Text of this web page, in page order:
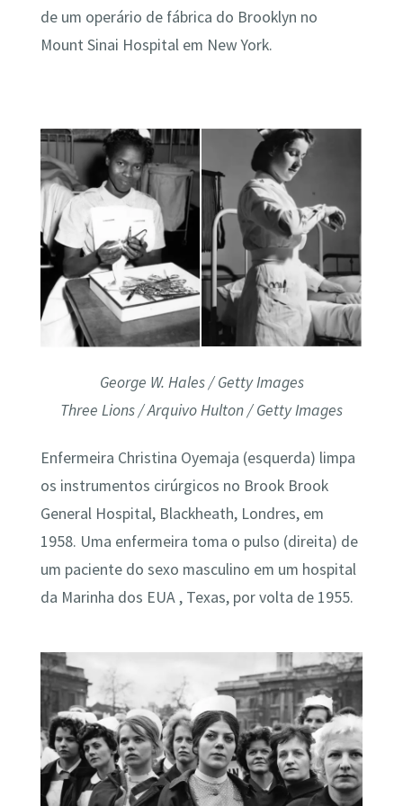
de um operário de fábrica do Brooklyn no
Mount Sinai Hospital em New York.
George W. Hales / Getty Images
Three Lions / Arquivo Hulton / Getty Images
Enfermeira Christina Oyemaja (esquerda) limpa
os instrumentos cirúrgicos no Brook Brook
General Hospital, Blackheath, Londres, em
1958. Uma enfermeira toma o pulso (direita) de
um paciente do sexo masculino em um hospital
da Marinha dos EUA , Texas, por volta de 1955.